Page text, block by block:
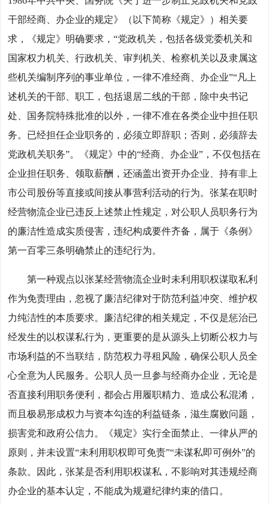
干部经商、办企业的规定》（以下简称《规定》）相关要
求，《规定》明确要求，“党政机关，包括各级党委机关和
国家权力机关、行政机关、审判机关、检察机关以及隶属这
些机关编制序列的事业单位，一律不准经商、办企业”“凡上
述机关的干部、职工，包括退居二线的干部，除中央书记
处、国务院特殊批准的以外，一律不准在各类企业中担任职
务。已经担任企业职务的，必须立即辞职；否则，必须辞去
党政机关职务”。《规定》中的“经商、办企业”，不仅包括在
企业担任职务、领取薪酬，还涵盖出资开办企业、持有非上
市公司股份等直接或间接从事营利活动的行为。张某在职时
经营物流企业已违反上述禁止性规定，对公职人员职务行为
的廉洁性造成实质侵害，违纪构成要件齐备，属于《条例》
第一百零三条明确禁止的违纪行为。
第一种观点以张某经营物流企业时未利用职权谋取私利
作为免责理由，忽视了廉洁纪律对于防范利益冲突、维护权
力纯洁性的本质要求。廉洁纪律的相关规定，不仅是惩治已
经发生的以权谋私行为，更重要的是从源头上切断公权力与
市场利益的不当联结，防范权力寻租风险，确保公职人员全
心全意为人民服务。公职人员一旦参与经商办企业，无论是
否直接利用职务便利，都会占用履职精力、造成公私混淆，
而且极易形成权力与资本勾连的利益链条，滋生腐败问题，
损害党和政府公信力。《规定》实行全面禁止、一律从严的
原则，并未设置“未利用职权即可免责”“未谋私即可例外”的
条款。因此，张某是否利用职权谋私，不影响对其违规经商
办企业的基本认定，不能成为规避纪律约束的借口。